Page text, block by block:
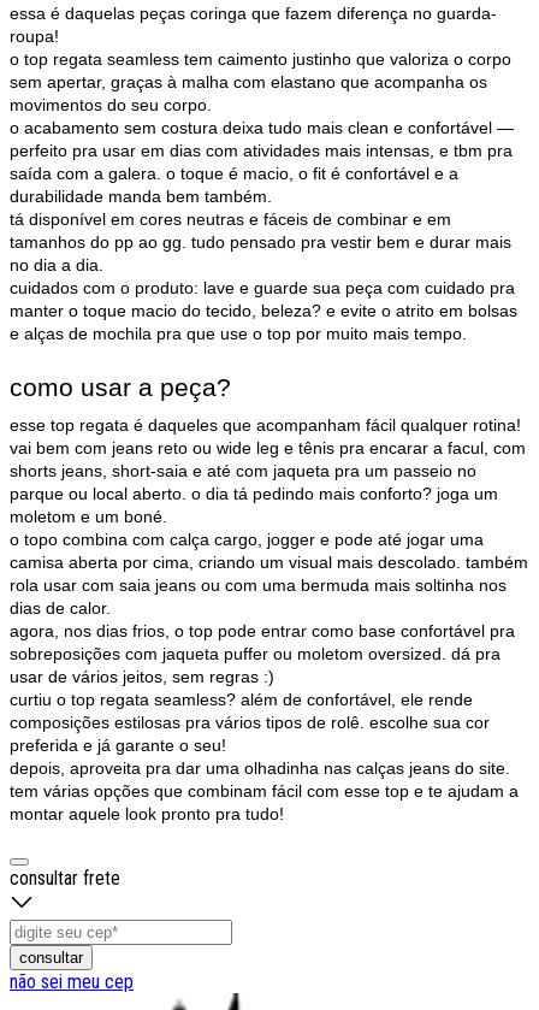
essa é daquelas peças coringa que fazem diferença no guarda-
roupa!
o top regata seamless tem caimento justinho que valoriza o corpo
sem apertar, graças à malha com elastano que acompanha os
movimentos do seu corpo.
o acabamento sem costura deixa tudo mais clean e confortável —
perfeito pra usar em dias com atividades mais intensas, e tbm pra
saída com a galera. o toque é macio, o fit é confortável e a
durabilidade manda bem também.
tá disponível em cores neutras e fáceis de combinar e em
tamanhos do pp ao gg. tudo pensado pra vestir bem e durar mais
no dia a dia.
cuidados com o produto: lave e guarde sua peça com cuidado pra
manter o toque macio do tecido, beleza? e evite o atrito em bolsas
e alças de mochila pra que use o top por muito mais tempo.
como usar a peça?
esse top regata é daqueles que acompanham fácil qualquer rotina!
vai bem com jeans reto ou wide leg e tênis pra encarar a facul, com
shorts jeans, short-saia e até com jaqueta pra um passeio no
parque ou local aberto. o dia tá pedindo mais conforto? joga um
moletom e um boné.
o topo combina com calça cargo, jogger e pode até jogar uma
camisa aberta por cima, criando um visual mais descolado. também
rola usar com saia jeans ou com uma bermuda mais soltinha nos
dias de calor.
agora, nos dias frios, o top pode entrar como base confortável pra
sobreposições com jaqueta puffer ou moletom oversized. dá pra
usar de vários jeitos, sem regras :)
curtiu o top regata seamless? além de confortável, ele rende
composições estilosas pra vários tipos de rolê. escolhe sua cor
preferida e já garante o seu!
depois, aproveita pra dar uma olhadinha nas calças jeans do site.
tem várias opções que combinam fácil com esse top e te ajudam a
montar aquele look pronto pra tudo!
consultar frete
consultar
não sei meu cep